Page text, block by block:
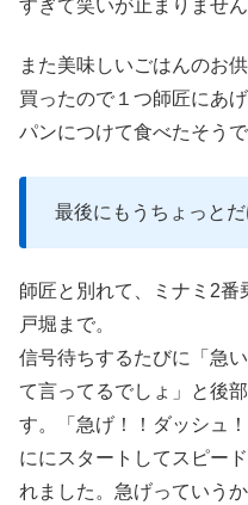
すぎて笑いが止まりません
また美味しいごはんのお
買ったので１つ師匠にあ
パンにつけて食べたそうで
最後にもうちょっと
師匠と別れて、ミナミ2
戸堀まで。
信号待ちするたびに「急
て言ってるでしょ」と後
す。「急げ！！ダッシュ
ににスタートしてスピー
れました。急げっていう